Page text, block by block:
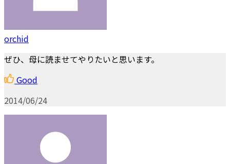
orchid
ぜひ、母に読ませてやりたいと思います。
Good
2014/06/24